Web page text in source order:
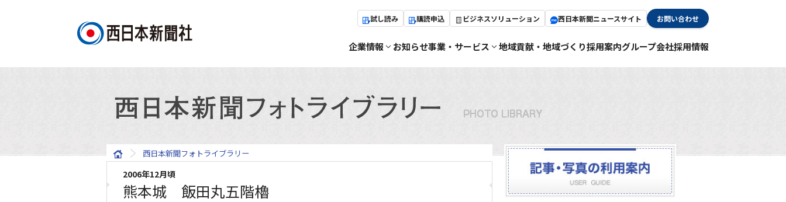
試し読み 購読申込 ビジネスソリューション 西日本新聞ニュースサイト お問い合わせ
企業情報 お知らせ事業・サービス 地域貢献・地域づくり採用案内グループ会社採用情報
西日本新聞フォトライブラリー
2006年12月頃
熊本城 飯田丸五階櫓